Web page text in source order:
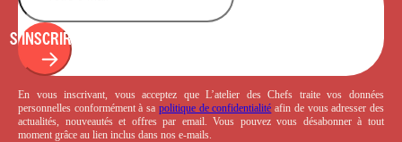
S'INSCRIRE
En vous inscrivant, vous acceptez que L’atelier des Chefs traite vos données
personnelles conformément à sa politique de confidentialité afin de vous adresser des
actualités, nouveautés et offres par email. Vous pouvez vous désabonner à tout
moment grâce au lien inclus dans nos e-mails.